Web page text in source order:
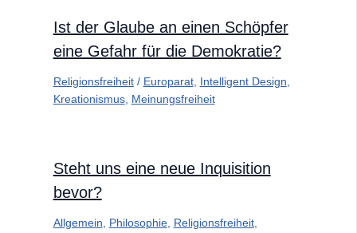
Ist der Glaube an einen Schöpfer
eine Gefahr für die Demokratie?
Religionsfreiheit/ Europarat, Intelligent Design,
Kreationismus, Meinungsfreiheit
Steht uns eine neue Inquisition
bevor?
Allgemein, Philosophie, Religionsfreiheit,